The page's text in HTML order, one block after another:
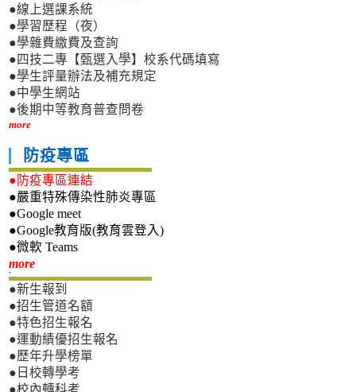
●線上選課系統
●學習歷程（夜）
●學雜費繳費及查詢
●四技二專【甄選入學】校系代碼填寫
●學生評量辦法及補充規定
●中學生網站
●後期中等教育普查問卷
more
防疫專區
●防疫專區連結
●嚴重特殊傳染性肺炎專區
●Google meet
●Google教育版(教育雲登入)
●微軟 Teams
more新生專區
●新生報到
●招生管道名額
●特色招生報名
●運動績優招生報名
●歷年升學榜單
●日校轉學考
●校內轉科考